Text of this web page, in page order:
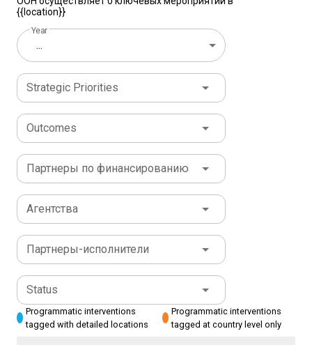
{{location}}
Year
...
Strategic Priorities
Outcomes
Партнеры по финансированию
Агентства
Партнеры-исполнители
Status
Programmatic interventions
tagged with detailed locations
Programmatic interventions
tagged at country level only